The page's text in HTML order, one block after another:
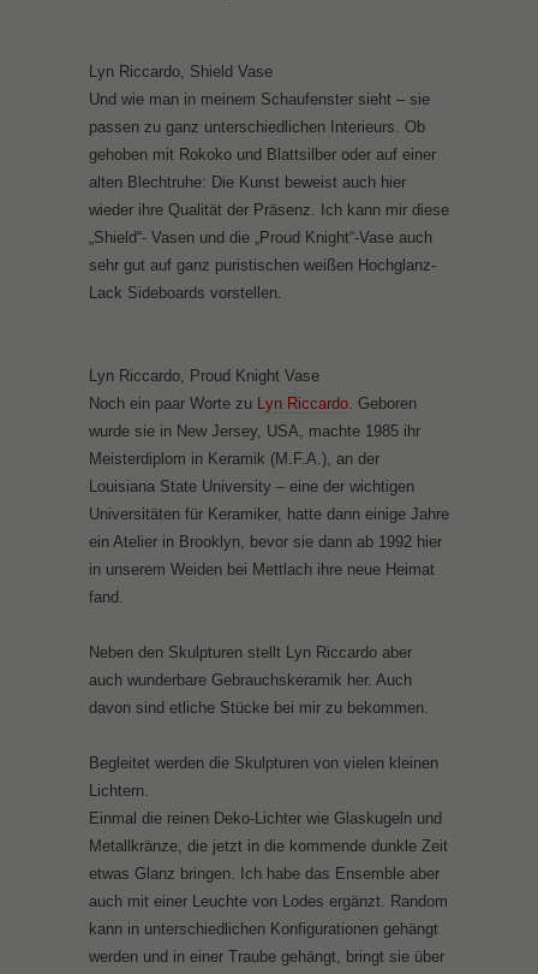
Lyn Riccardo, Shield Vase
Und wie man in meinem Schaufenster sieht – sie
passen zu ganz unterschiedlichen Interieurs. Ob
gehoben mit Rokoko und Blattsilber oder auf einer
alten Blechtruhe: Die Kunst beweist auch hier
wieder ihre Qualität der Präsenz. Ich kann mir diese
„Shield“- Vasen und die „Proud Knight“-Vase auch
sehr gut auf ganz puristischen weißen Hochglanz-
Lack Sideboards vorstellen.
Lyn Riccardo, Proud Knight Vase
Noch ein paar Worte zu Lyn Riccardo. Geboren
wurde sie in New Jersey, USA, machte 1985 ihr
Meisterdiplom in Keramik (M.F.A.), an der
Louisiana State University – eine der wichtigen
Universitäten für Keramiker, hatte dann einige Jahre
ein Atelier in Brooklyn, bevor sie dann ab 1992 hier
in unserem Weiden bei Mettlach ihre neue Heimat
fand.
Neben den Skulpturen stellt Lyn Riccardo aber
auch wunderbare Gebrauchskeramik her. Auch
davon sind etliche Stücke bei mir zu bekommen.
Begleitet werden die Skulpturen von vielen kleinen
Lichtern.
Einmal die reinen Deko-Lichter wie Glaskugeln und
Metallkränze, die jetzt in die kommende dunkle Zeit
etwas Glanz bringen. Ich habe das Ensemble aber
auch mit einer Leuchte von Lodes ergänzt. Random
kann in unterschiedlichen Konfigurationen gehängt
werden und in einer Traube gehängt, bringt sie über